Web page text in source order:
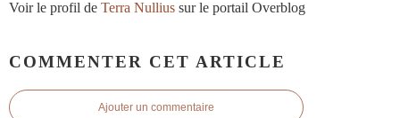
Voir le profil de Terra Nullius sur le portail Overblog
COMMENTER CET ARTICLE
Ajouter un commentaire